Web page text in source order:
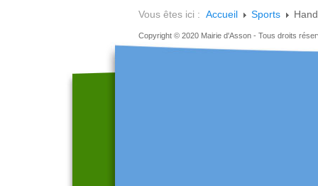
Vous êtes ici : Accueil Sports
Copyright © 2020 Mairie d'Asson - Tous droits